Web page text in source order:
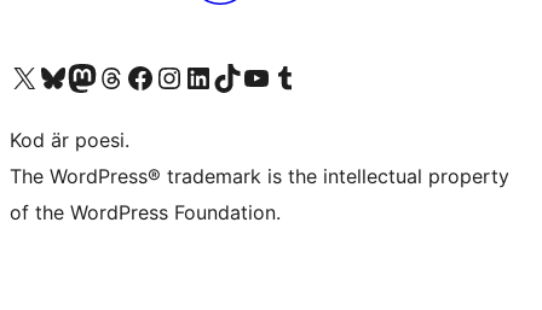
Besök vår X-konto (f.d. Twitter)
Besök vårt Bluesky-konto
Besök vårt Mastodon-konto
Besök vårt Thread-konto
Besök vår Facebook-sidaBesök vårt Instagram-konto
Besök vårt LinkedIn-konto
Besök vårt TikTok-konto
Besök vår YouTube-kanalBesök vårt Tumblr-konto
Kod är poesi.
The WordPress® trademark is the intellectual property
of the WordPress Foundation.